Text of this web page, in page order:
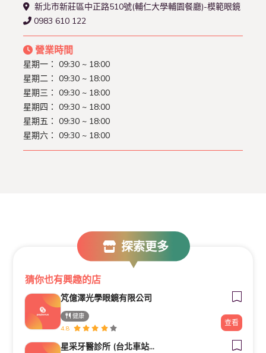
新北市新莊區中正路510號(輔仁大學輔園餐廳)-模範眼鏡
0983 610 122
營業時間
星期一： 09:30 ~ 18:00
星期二： 09:30 ~ 18:00
星期三： 09:30 ~ 18:00
星期四： 09:30 ~ 18:00
星期五： 09:30 ~ 18:00
星期六： 09:30 ~ 18:00
探索更多
猜你也有興趣的店
竼億澤光學眼鏡有限公司
健康
4.8
查看
星采牙醫診所 (台北車站館前)